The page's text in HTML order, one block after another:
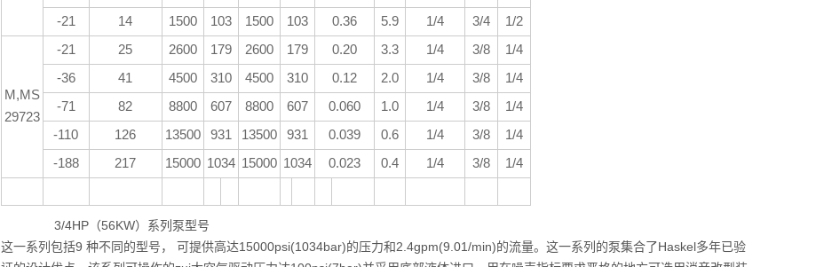
-21
14 1500 103 1500 103 0.36 5.9 1/4 3/4 1/2
M,MS
29723
-21 25 2600 179 2600 179 0.20 3.3 1/4 3/8
1/4
-36
41 4500 310 4500 310 0.12 2.0 1/4 3/8
1/4
-71
82 8800 607 8800 607 0.060 1.0 1/4 3/8
1/4
-110
126 13500 931 13500 931 0.039 0.6 1/4 3/8
1/4
-188
217 15000 1034 15000 1034 0.023 0.4 1/4 3/8 1/4
3/4HP（56KW）系列泵型号
这一系列包括9 种不同的型号， 可提供高达15000psi(1034bar)的压力和2.4gpm(9.01/min)的流量。这一系列的泵集合了Haskel多年已验